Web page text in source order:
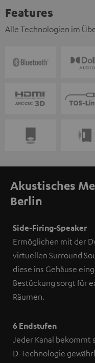
Features
Alle Technologien im
Akustisches
Berlin
Side-Firing-Speaker
Ermöglichen mit der
virtuellen Surround
diese ins Gehäuse
Bestückung sorgt für
Räumen.
6 Endstufen
Jeder Kanal bekommt
D-Technologie